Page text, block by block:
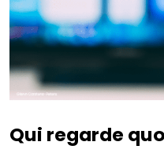
Qui regarde